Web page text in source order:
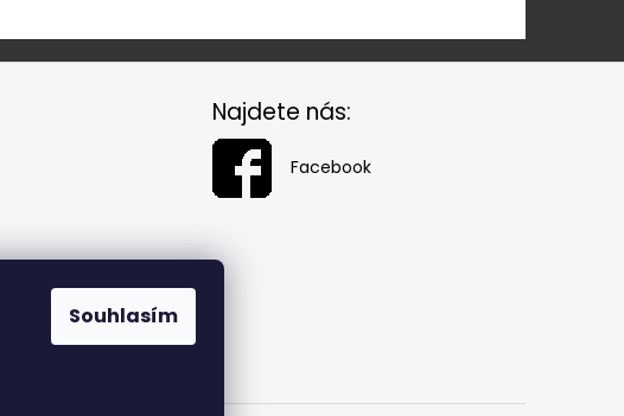
Souhlasím
Najdete nás:
Facebook